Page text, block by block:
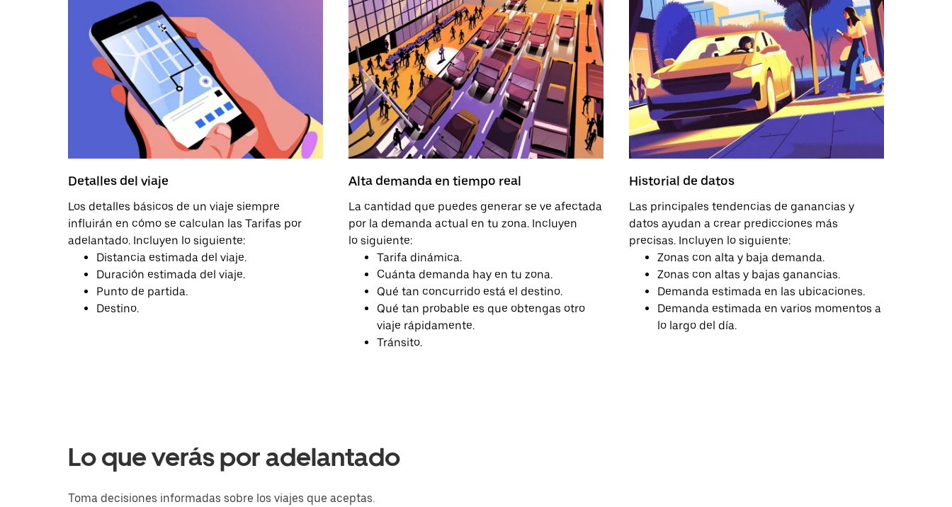
Detalles del viaje
Los detalles básicos de un viaje siempre
influirán en cómo se calculan las Tarifas por
adelantado. Incluyen lo siguiente:
Distancia estimada del viaje.
Duración estimada del viaje.
Punto de partida.
Destino.
Alta demanda en tiempo real
La cantidad que puedes generar se ve afectada
por la demanda actual en tu zona. Incluyen
lo siguiente:
Tarifa dinámica.
Cuánta demanda hay en tu zona.
Qué tan concurrido está el destino.
Qué tan probable es que obtengas otro
viaje rápidamente.
Tránsito.
Historial de datos
Las principales tendencias de ganancias y
datos ayudan a crear predicciones más
precisas. Incluyen lo siguiente:
Zonas con alta y baja demanda.
Zonas con altas y bajas ganancias.
Demanda estimada en las ubicaciones.
Demanda estimada en varios momentos a
lo largo del día.
Lo que verás por adelantado
Toma decisiones informadas sobre los viajes que aceptas.